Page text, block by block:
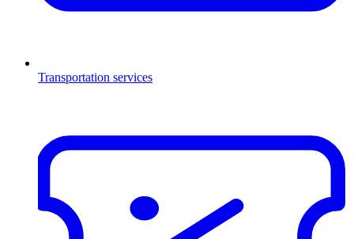
Transportation services